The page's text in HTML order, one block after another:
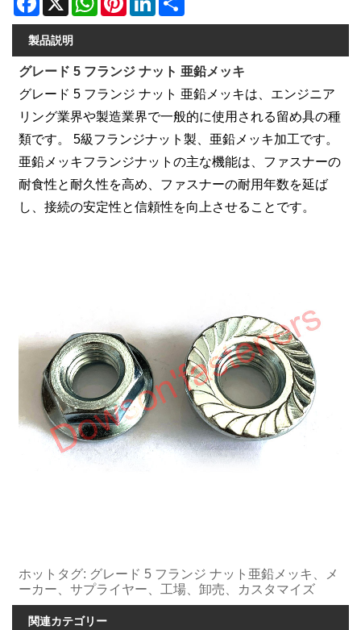
製品説明
グレード 5 フランジ ナット 亜鉛メッキ
グレード 5 フランジ ナット 亜鉛メッキは、エンジニア
リング業界や製造業界で一般的に使用される留め具の種
類です。 5級フランジナット製、亜鉛メッキ加工です。
亜鉛メッキフランジナットの主な機能は、ファスナーの
耐食性と耐久性を高め、ファスナーの耐用年数を延ば
し、接続の安定性と信頼性を向上させることです。
ホットタグ: グレード 5 フランジ ナット亜鉛メッキ、メ
ーカ​​ー、サプライヤー、工場、卸売、カスタマイズ
関連カテゴリー